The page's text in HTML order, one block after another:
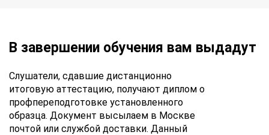
В завершении обучения вам выдадут
Слушатели, сдавшие дистанционно
итоговую аттестацию, получают диплом о
профпереподготовке установленного
образца. Документ высылаем в Москве
почтой или службой доставки. Данный